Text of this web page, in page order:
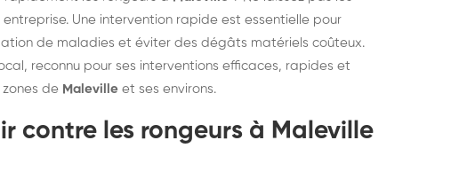
frelons asiatiques :
intervention partout en
France
souris,
Une intervention rapide est essentielle pour
de maladies et éviter des dégâts matériels coûteux.
reconnu pour ses interventions efficaces, rapides et
de Maleville et ses environs.
contre les rongeurs à Maleville